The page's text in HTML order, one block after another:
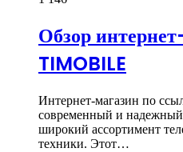
Обзор
TIMOBILE
Интернет-магазин по
современный и надежный
широкий ассортимент
техники. Этот…